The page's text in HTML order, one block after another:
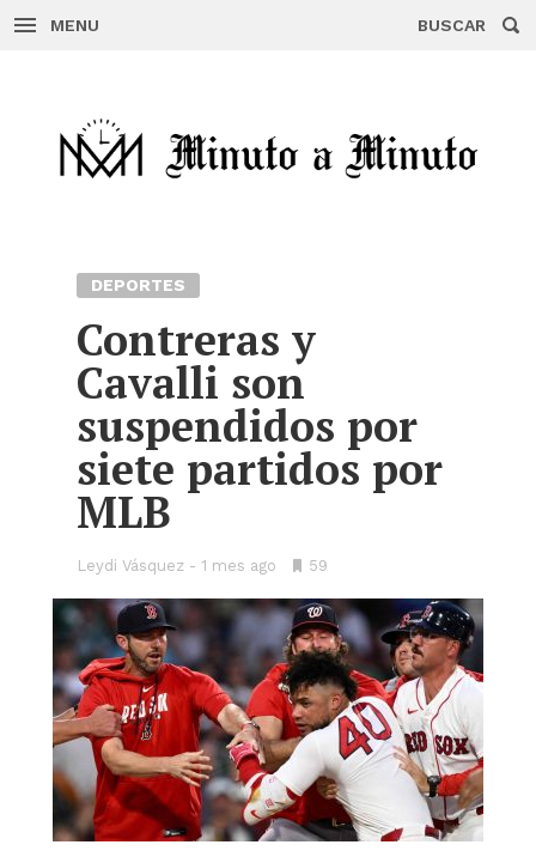
MENU BUSCAR
DEPORTES
Contreras y
Cavalli son
suspendidos por
siete partidos por
MLB
Leydi Vásquez 1 mes ago
•59